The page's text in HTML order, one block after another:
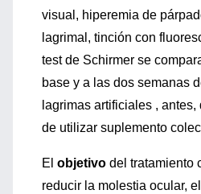
visual, hiperemia de
lagrimal, tinción con
test de Schirmer se
base y a las dos semanas
lagrimas artificiales ,
de utilizar suplemento
El objetivo del tratamiento
reducir la molestia ocular,